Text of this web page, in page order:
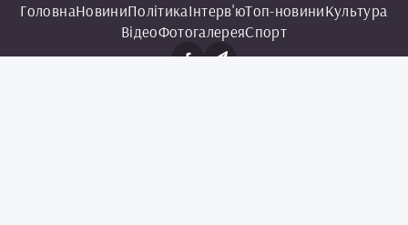
ГоловнаНовиниПолітикаІнтерв'юТоп-новиниКультура
ВідеоФотогалереяСпорт